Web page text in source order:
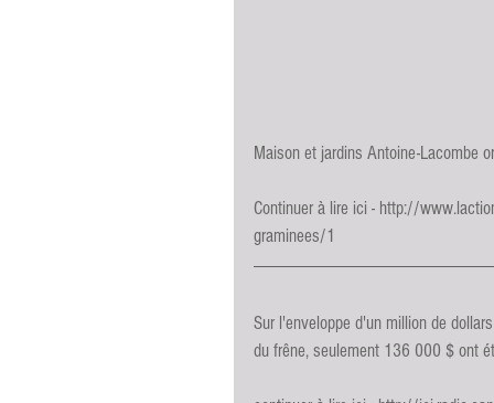
Maison et jardins Antoine-Lacombe
Continuer à lire ici - http://
graminees/1
Sur l'enveloppe d'un million de
du frêne, seulement 136 000 $ ont